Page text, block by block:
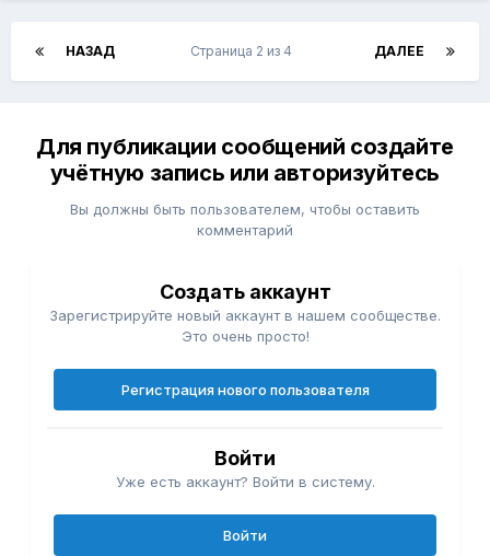
НАЗАД ДАЛЕЕ
Страница 2 из 4
Для публикации сообщений создайте
учётную запись или авторизуйтесь
Вы должны быть пользователем, чтобы оставить
комментарий
Создать аккаунт
Зарегистрируйте новый аккаунт в нашем сообществе.
Это очень просто!
Регистрация нового пользователя
Войти
Уже есть аккаунт? Войти в систему.
Войти